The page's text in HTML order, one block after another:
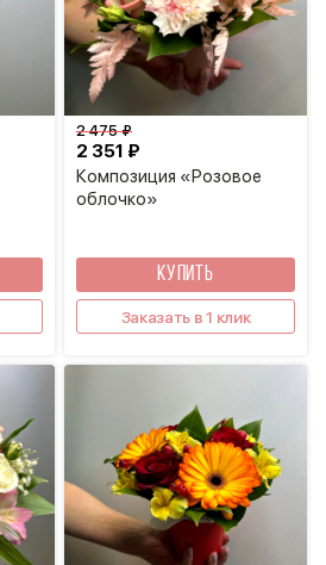
Композиция «Розовое
облочко»
2 351 ₽
2 475 ₽
КУПИТЬ
Заказать в 1 клик